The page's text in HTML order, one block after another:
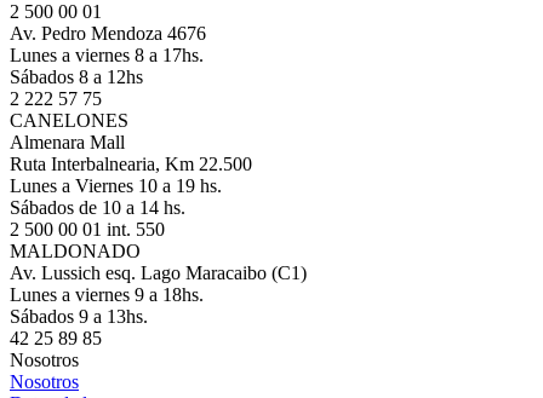
2 500 00 01
Av. Pedro Mendoza 4676
Lunes a viernes 8 a 17hs.
Sábados 8 a 12hs
2 222 57 75
CANELONES
Almenara Mall
Ruta Interbalnearia, Km 22.500
Lunes a Viernes 10 a 19 hs.
Sábados de 10 a 14 hs.
2 500 00 01 int. 550
MALDONADO
Av. Lussich esq. Lago Maracaibo (C1)
Lunes a viernes 9 a 18hs.
Sábados 9 a 13hs.
42 25 89 85
Nosotros
Nosotros